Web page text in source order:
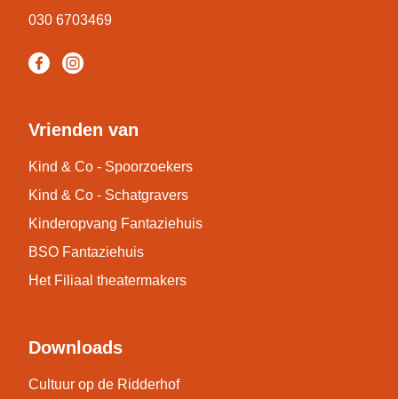
030 6703469
Vrienden van
Kind & Co - Spoorzoekers
Kind & Co - Schatgravers
Kinderopvang Fantaziehuis
BSO Fantaziehuis
Het Filiaal theatermakers
Downloads
Cultuur op de Ridderhof